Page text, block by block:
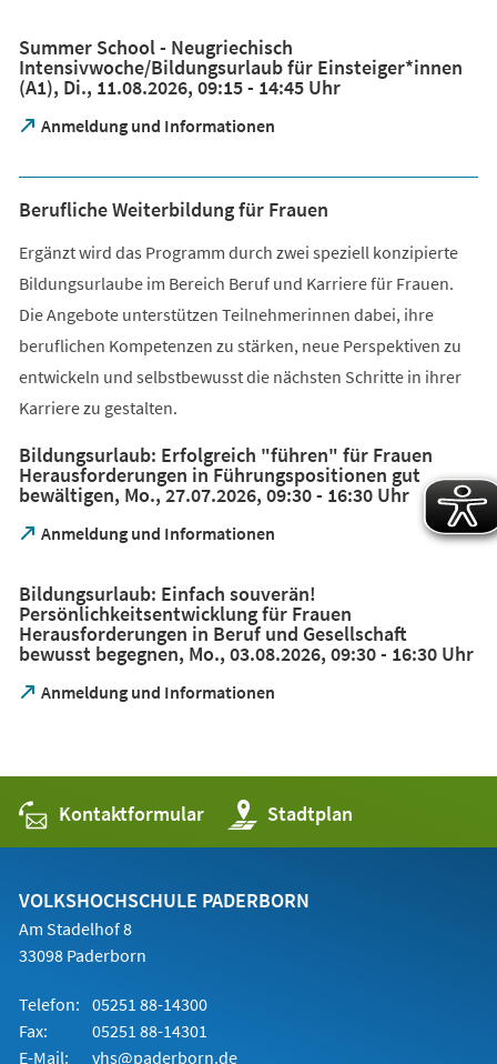
neuen
Tab)
Summer School - Neugriechisch
Intensivwoche/Bildungsurlaub für Einsteiger*innen
(A1), Di., 11.08.2026, 09:15 - 14:45 Uhr
Anmeldung und Informationen
(Öffnet
Tab)
Berufliche Weiterbildung für Frauen
Ergänzt wird das Programm durch zwei speziell konzipierte
Bildungsurlaube im Bereich Beruf und Karriere für Frauen.
Die Angebote unterstützen Teilnehmerinnen dabei, ihre
beruflichen Kompetenzen zu stärken, neue Perspektiven zu
entwickeln und selbstbewusst die nächsten Schritte in ihrer
Karriere zu gestalten.
Bildungsurlaub: Erfolgreich "führen" für Frauen
Herausforderungen in Führungspositionen gut
bewältigen, Mo., 27.07.2026, 09:30 - 16:30 Uhr
Anmeldung und Informationen
(Öffnet
neuen
Tab)
Bildungsurlaub: Einfach souverän!
Persönlichkeitsentwicklung für Frauen
Herausforderungen in Beruf und Gesellschaft
bewusst begegnen, Mo., 03.08.2026, 09:30 - 16:30 Uhr
Anmeldung und Informationen
(Öffnet
Tab)
Kontaktformular Stadtplan
(Öffnet
in
einem
Tab)
VOLKSHOCHSCHULE PADERBORN
Am Stadelhof 8
33098 Paderborn
Telefon: 05251 88-14300
Fax:
05251 88-14301
E-Mail:
vhs@paderborn.de